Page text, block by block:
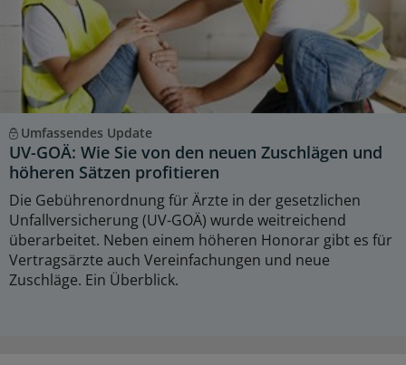
Umfassendes Update
UV-GOÄ: Wie Sie von den neuen Zuschlägen und
höheren Sätzen profitieren
Die Gebührenordnung für Ärzte in der gesetzlichen
Unfallversicherung (UV-GOÄ) wurde weitreichend
überarbeitet. Neben einem höheren Honorar gibt es für
Vertragsärzte auch Vereinfachungen und neue
Zuschläge. Ein Überblick.